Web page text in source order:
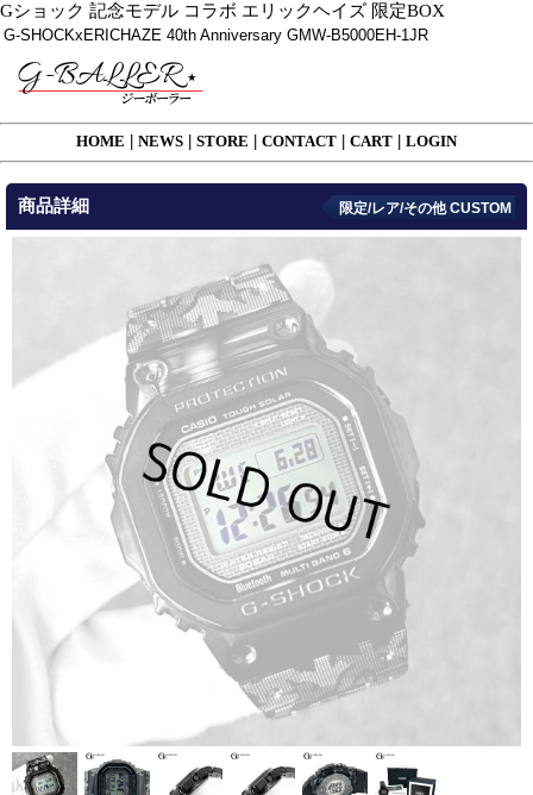
Gショック 記念モデル コラボ エリックヘイズ 限定BOX
G-SHOCKxERICHAZE 40th Anniversary GMW-B5000EH-1JR
HOME NEWS STORE CONTACT CART LOGIN
商品詳細 限定/レア/その他 CUSTOM